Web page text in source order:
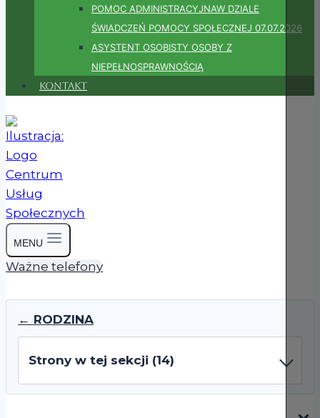
POMOC ADMINISTRACYJNAW DZIALE
ŚWIADCZEŃ POMOCY SPOŁECZNEJ 07.07.2026
ASYSTENT OSOBISTY OSOBY Z
NIEPEŁNOSPRAWNOŚCIĄ
Kontakt
MENU
Ważne telefony
← RODZINA
Strony w tej sekcji (14)